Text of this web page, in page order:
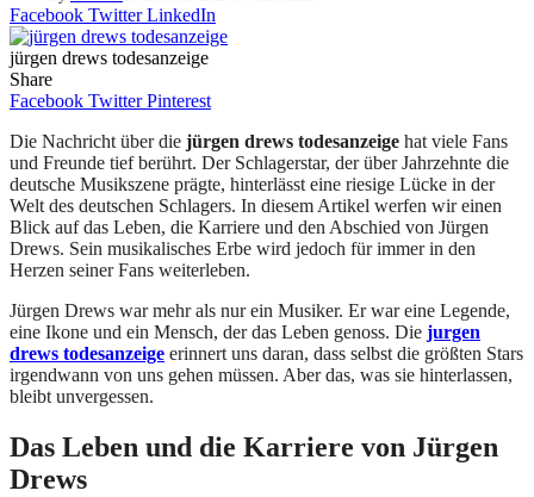
Facebook Twitter LinkedIn
jürgen drews todesanzeige
Share
Facebook Twitter Pinterest
Die Nachricht über die jürgen drews todesanzeige hat viele Fans
und Freunde tief berührt. Der Schlagerstar, der über Jahrzehnte die
deutsche Musikszene prägte, hinterlässt eine riesige Lücke in der
Welt des deutschen Schlagers. In diesem Artikel werfen wir einen
Blick auf das Leben, die Karriere und den Abschied von Jürgen
Drews. Sein musikalisches Erbe wird jedoch für immer in den
Herzen seiner Fans weiterleben.
Jürgen Drews war mehr als nur ein Musiker. Er war eine Legende,
eine Ikone und ein Mensch, der das Leben genoss. Die jurgen
drews todesanzeige erinnert uns daran, dass selbst die größten Stars
irgendwann von uns gehen müssen. Aber das, was sie hinterlassen,
bleibt unvergessen.
Das Leben und die Karriere von Jürgen
Drews